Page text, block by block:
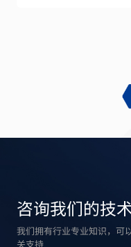
咨询我们的技
我们拥有行业专业知识，可
关支持